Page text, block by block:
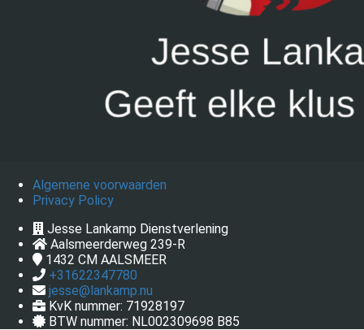
Algemene voorwaarden
Privacy Policy
Jesse Lankamp Dienstverlening
Aalsmeerderweg 239-R
1432 CM AALSMEER
+31622347780
jesse@lankamp.nu
KvK nummer: 71928197
BTW nummer: NL002309698 B85